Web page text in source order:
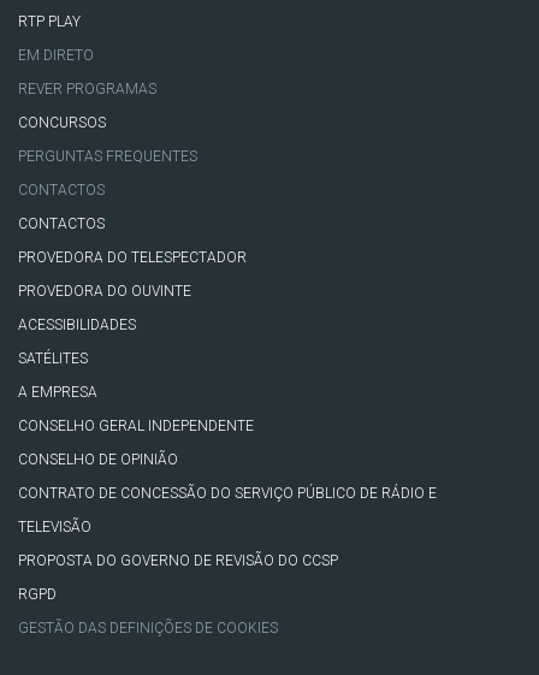
RTP PLAY
EM DIRETO
REVER PROGRAMAS
CONCURSOS
PERGUNTAS FREQUENTES
CONTACTOS
CONTACTOS
PROVEDORA DO TELESPECTADOR
PROVEDORA DO OUVINTE
ACESSIBILIDADES
SATÉLITES
A EMPRESA
CONSELHO GERAL INDEPENDENTE
CONSELHO DE OPINIÃO
CONTRATO DE CONCESSÃO DO SERVIÇO PÚBLICO DE RÁDIO E
TELEVISÃO
PROPOSTA DO GOVERNO DE REVISÃO DO CCSP
RGPD
GESTÃO DAS DEFINIÇÕES DE COOKIES